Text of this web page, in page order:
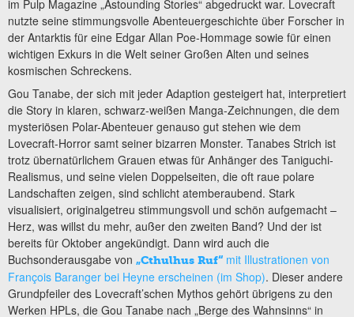
im Pulp Magazine „Astounding Stories“ abgedruckt war. Lovecraft
nutzte seine stimmungsvolle Abenteuergeschichte über Forscher in
der Antarktis für eine Edgar Allan Poe-Hommage sowie für einen
wichtigen Exkurs in die Welt seiner Großen Alten und seines
kosmischen Schreckens.
Gou Tanabe, der sich mit jeder Adaption gesteigert hat, interpretiert
die Story in klaren, schwarz-weißen Manga-Zeichnungen, die dem
mysteriösen Polar-Abenteuer genauso gut stehen wie dem
Lovecraft-Horror samt seiner bizarren Monster. Tanabes Strich ist
trotz übernatürlichem Grauen etwas für Anhänger des Taniguchi-
Realismus, und seine vielen Doppelseiten, die oft raue polare
Landschaften zeigen, sind schlicht atemberaubend. Stark
visualisiert, originalgetreu stimmungsvoll und schön aufgemacht –
Herz, was willst du mehr, außer den zweiten Band? Und der ist
bereits für Oktober angekündigt. Dann wird auch die
Buchsonderausgabe von „Cthulhus Ruf“ mit Illustrationen von
François Baranger bei Heyne erscheinen (im Shop). Dieser andere
Grundpfeiler des Lovecraft’schen Mythos gehört übrigens zu den
Werken HPLs, die Gou Tanabe nach „Berge des Wahnsinns“ in